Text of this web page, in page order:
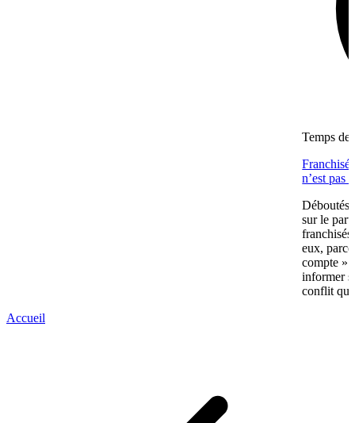
Temps de
n’est pas
Déboutés
sur le
eux,
compte »
informer
conflit qui
Accueil